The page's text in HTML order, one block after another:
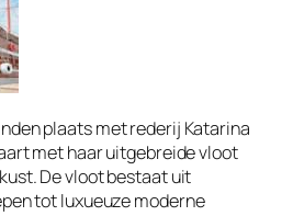
plaats met rederij Katarina
met haar uitgebreide vloot
De vloot bestaat uit
tot luxueuze moderne